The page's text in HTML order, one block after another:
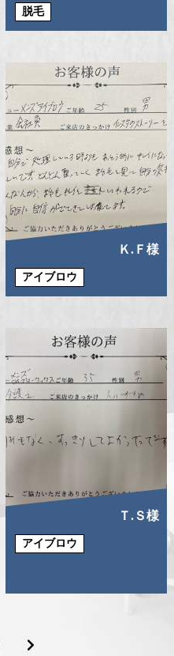
脱毛
Ｋ.Ｆ様
アイブロウ
Ｔ.Ｓ様
アイブロウ